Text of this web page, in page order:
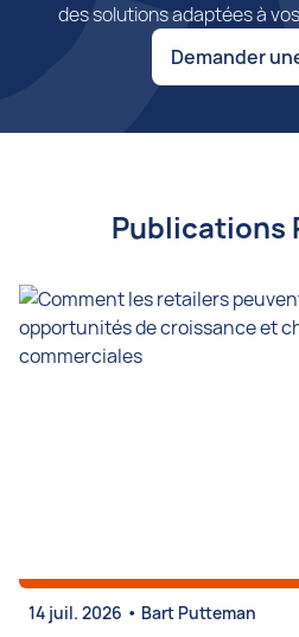
des solutions adaptées à
Demander
Publications
14 juil. 2026 • Bart Putteman